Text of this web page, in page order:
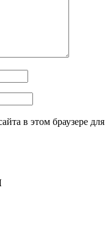
в этом браузере для